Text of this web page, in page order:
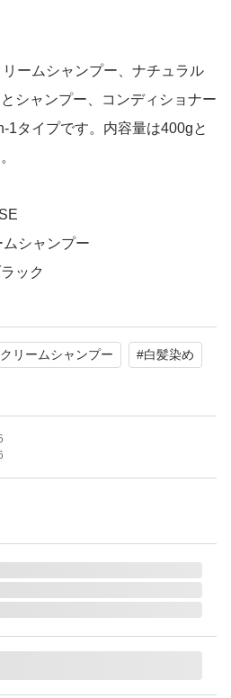
ームシャンプー、ナチュラル
シャンプー、コンディショナー
1タイプです。内容量は400gと
ムシャンプー
ック
。
クリームシャンプー #白髪染め